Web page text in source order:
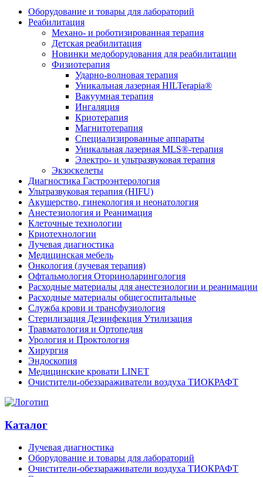
Оборудование и товары для лабораторий
Реабилитация
Механо- и роботизированная терапия
Детская реабилитация
Новинки медоборудования для реабилитации
Физиотерапия
Ударно-волновая терапия
Уникальная лазерная HILTerapia®
Вакуумная терапия
Ингаляция
Криотерапия
Магнитотерапия
Специализированные аппараты
Уникальная лазерная MLS®-терапия
Электро- и ультразвуковая терапия
Экзоскелеты
Диагностика Гастроэнтерология
Ультразвуковая терапия (HIFU)
Акушерство, гинекология и неонатология
Анестезиология и Реанимация
Клеточные технологии
Криотехнологии
Лучевая диагностика
Медицинская мебель
Онкология (лучевая терапия)
Офтальмология Оториноларингология
Расходные материалы для анестезиологии и реанимации
Расходные материалы общегоспитальные
Служба крови и трансфузиология
Стерилизация Дезинфекция Утилизация
Травматология и Ортопедия
Урология и Проктология
Хирургия
Эндоскопия
Медицинские кровати LINET
Очистители-обеззараживатели воздуха ТИОКРАФТ
Каталог
Лучевая диагностика
Оборудование и товары для лабораторий
Очистители-обеззараживатели воздуха ТИОКРАФТ